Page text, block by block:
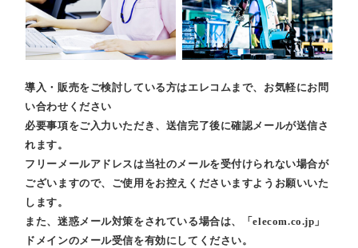
導入・販売をご検討している方はエレコムまで、お気軽にお問
い合わせください
必要事項をご入力いただき、送信完了後に確認メールが送信さ
れます。
フリーメールアドレスは当社のメールを受付けられない場合が
ございますので、ご使用をお控えくださいますようお願いいた
します。
また、迷惑メール対策をされている場合は、「elecom.co.jp」
ドメインのメール受信を有効にしてください。